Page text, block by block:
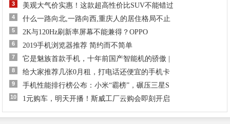
3 美观大气价实惠！这款超高性价比SUV不能错过
4 什么一路向北,一路向西,重庆人的居住格局不止
5 2K与120Hz刷新率屏幕不能兼得？OPPO
6 2019手机浏览器推荐 简约而不简单
7 它是魅族首款手机，十年前国产智能机的骄傲 |
8 给大家推荐几张0月租，打电话还便宜的手机卡
9 手机性能排行榜公布：小米“霸榜”，碾压三星S
10 1元购车，明天开播！斯威工厂云购会即刻开启